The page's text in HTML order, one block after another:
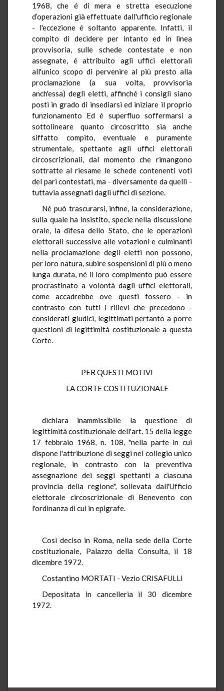
1968, che é di mera e stretta esecuzione
d’operazioni già effettuate dall'ufficio regionale
- l'eccezione é soltanto apparente. Infatti, il
compito di decidere per intanto ed in linea
provvisoria, sulle schede contestate e non
assegnate, é attribuito agli uffici elettorali
all'unico scopo di pervenire al più presto alla
proclamazione (a sua volta, provvisoria
anch'essa) degli eletti, affinché i consigli siano
posti in grado di insediarsi ed iniziare il proprio
funzionamento Ed é superfluo soffermarsi a
sottolineare quanto circoscritto sia anche
siffatto compito, eventuale e puramente
strumentale, spettante agli uffici elettorali
circoscrizionali, dal momento che rimangono
sottratte al riesame le schede contenenti voti
del pari contestati, ma - diversamente da quelli -
tuttavia assegnati dagli uffici di sezione.
Né può trascurarsi, infine, la considerazione,
sulla quale ha insistito, specie nella discussione
orale, la difesa dello Stato, che le operazioni
elettorali successive alle votazioni e culminanti
nella proclamazione degli eletti non possono,
per loro natura, subire sospensioni di più o meno
lunga durata, né il loro compimento può essere
procrastinato a volontà dagli uffici elettorali,
come accadrebbe ove questi fossero - in
contrasto con tutti i rilievi che precedono -
considerati giudici, legittimati pertanto a porre
questioni di legittimità costituzionale a questa
Corte.
PER QUESTI MOTIVI
LA CORTE COSTITUZIONALE
dichiara inammissibile la questione di
legittimità costituzionale dell'art. 15 della legge
17 febbraio 1968, n. 108, "nella parte in cui
dispone l'attribuzione di seggi nel collegio unico
regionale, in contrasto con la preventiva
assegnazione dei seggi spettanti a ciascuna
provincia della regione", sollevata dall'Ufficio
elettorale circoscrizionale di Benevento con
l'ordinanza di cui in epigrafe.
Così deciso in Roma, nella sede della Corte
costituzionale, Palazzo della Consulta, il 18
dicembre 1972.
Costantino MORTATI - Vezio CRISAFULLI
Depositata in cancelleria il 30 dicembre
1972.